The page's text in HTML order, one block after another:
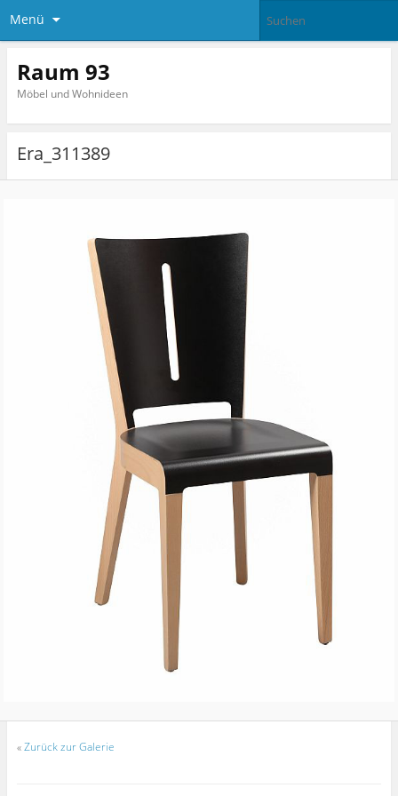
Menü
Raum 93
Möbel und Wohnideen
Era_311389
«Zurück zur Galerie